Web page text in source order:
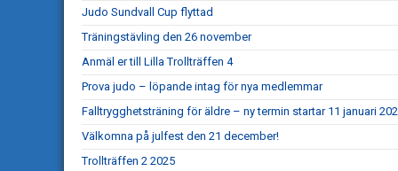
Judo Sundvall Cup flyttad
Träningstävling den 26 november
Anmäl er till Lilla Trollträffen 4
Prova judo – löpande intag för nya medlemmar
Falltrygghetsträning för äldre – ny termin startar 11 januari
Välkomna på julfest den 21 december!
Trollträffen 2 2025